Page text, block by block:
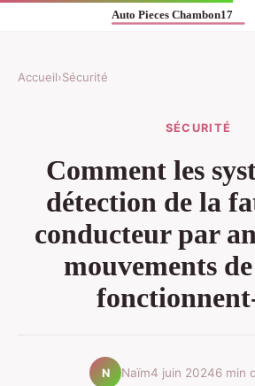
Accueil›Sécurité
SÉCURITÉ
Comment les
détection de la
conducteur par
mouvements
N Naïm4 juin 20246 min